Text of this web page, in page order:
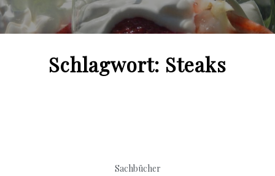
Schlagwort: Steaks
Sachbücher